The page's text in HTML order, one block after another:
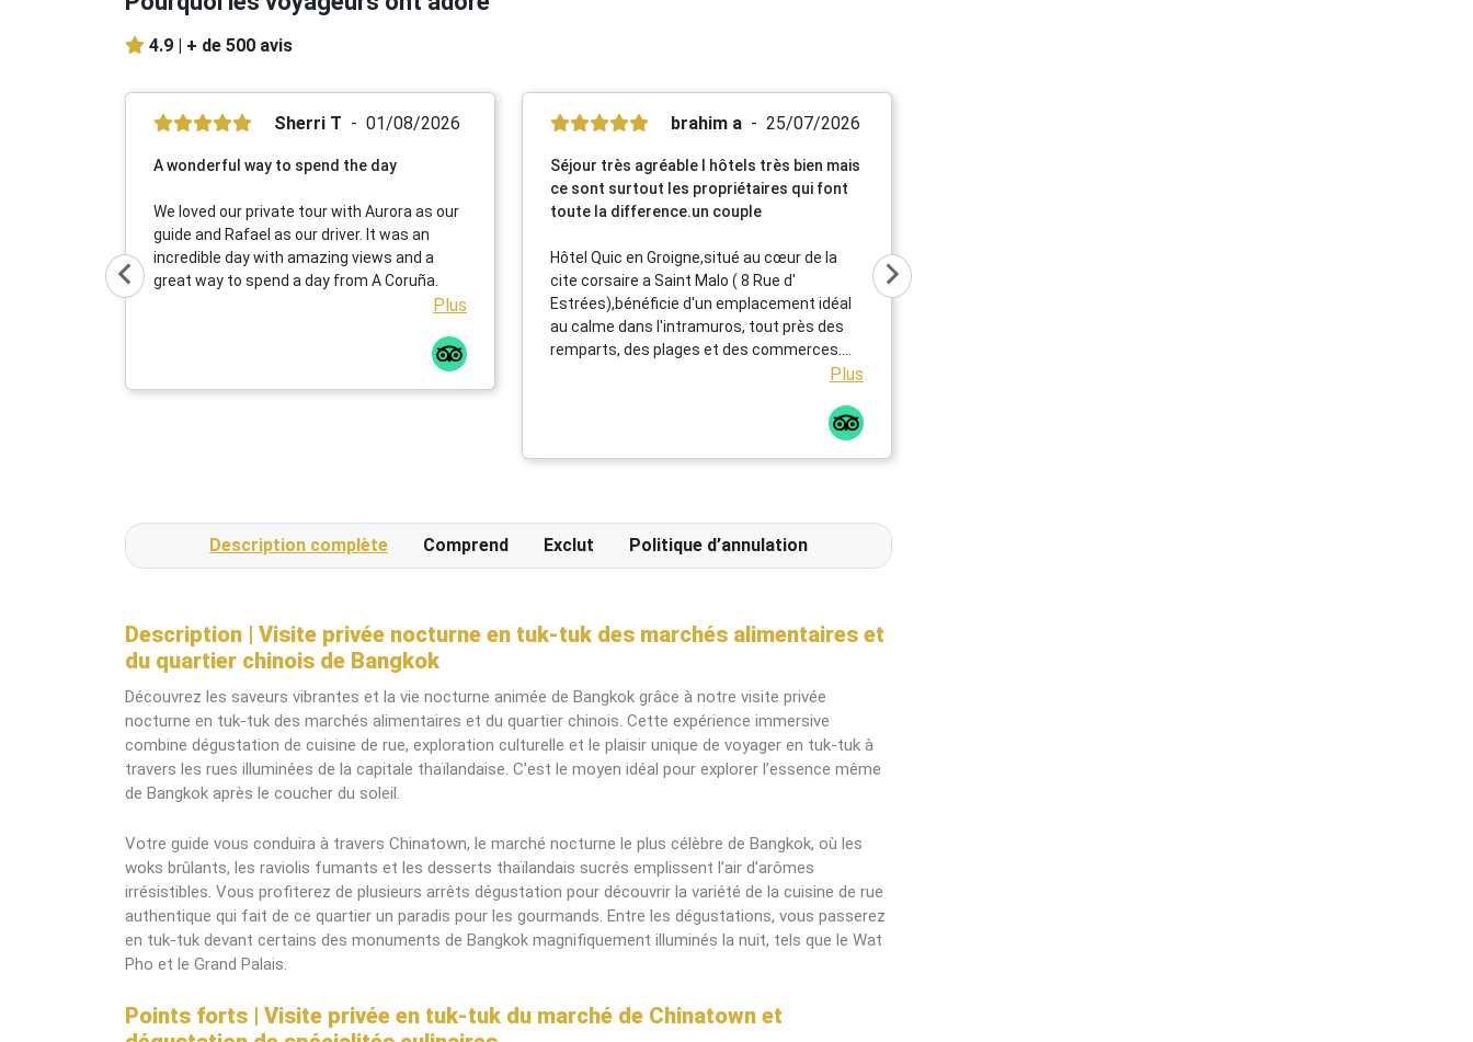
4.9 | + de 500 avis
Sherri T 01/08/2026
A wonderful way to spend the day
We loved our private tour with Aurora as our
guide and Rafael as our driver. It was an
incredible day with amazing views and a
great way to spend a day from A Coruña.
Plus
brahim a 25/07/2026
Séjour très agréable l hôtels très bien mais
ce sont surtout les propriétaires qui font
toute la difference.un couple
Hôtel Quic en Groigne,situé au cœur de la
cite corsaire a Saint Malo ( 8 Rue d'
Estrées),bénéficie d'un emplacement idéal
au calme dans l'intramuros, tout près des
remparts, des plages et des commerces.
Cet établissement chaleureux propose des
déjeuner répute mettant a l' honneur des
produits locaux et artisanaux ainsi qu' une
Plus
Description complète Comprend Exclut Politique d’annulation
Description | Visite privée nocturne en tuk-tuk des marchés alimentaires et
du quartier chinois de Bangkok
Découvrez les saveurs vibrantes et la vie nocturne animée de Bangkok grâce à notre visite privée
nocturne en tuk-tuk des marchés alimentaires et du quartier chinois. Cette expérience immersive
combine dégustation de cuisine de rue, exploration culturelle et le plaisir unique de voyager en tuk-tuk à
travers les rues illuminées de la capitale thaïlandaise. C’est le moyen idéal pour explorer l’essence même
de Bangkok après le coucher du soleil.
Votre guide vous conduira à travers Chinatown, le marché nocturne le plus célèbre de Bangkok, où les
woks brûlants, les raviolis fumants et les desserts thaïlandais sucrés emplissent l’air d’arômes
irrésistibles. Vous profiterez de plusieurs arrêts dégustation pour découvrir la variété de la cuisine de rue
authentique qui fait de ce quartier un paradis pour les gourmands. Entre les dégustations, vous passerez
en tuk-tuk devant certains des monuments de Bangkok magnifiquement illuminés la nuit, tels que le Wat
Pho et le Grand Palais.
Points forts | Visite privée en tuk-tuk du marché de Chinatown et